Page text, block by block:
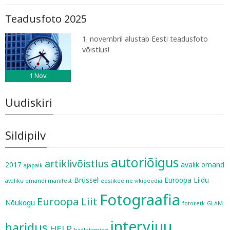
Teadusfoto 2025
1 Nov
1. novembril alustab Eesti teadusfoto
võistlus!
Uudiskiri
Sildipilv
2017 ajapaik artiklivõistlus autoriõigus avalik omand
avaliku omandi manifest Brüssel eestikeelne vikipeedia Euroopa Liidu
Nõukogu Euroopa Liit Fotograafia fotoretk GLAM